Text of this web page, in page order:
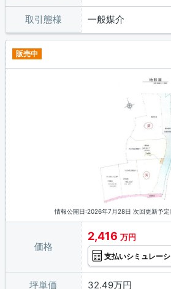
取引態様 一般媒介
販売中
情報公開日:2026年7月28日 次回更新予
価格
2,416 万円
支払いシミュレー
坪単価 32.49万円